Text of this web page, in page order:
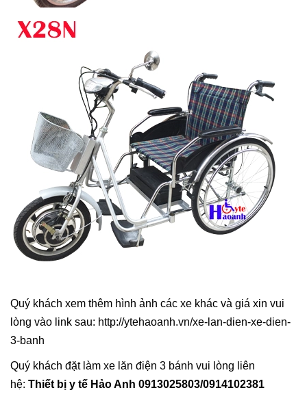
Quý khách xem thêm hình ảnh các xe khác và giá xin vui
lòng vào link sau: http://ytehaoanh.vn/xe-lan-dien-xe-dien-
3-banh
Quý khách đặt làm xe lăn điện 3 bánh vui lòng liên
hệ: Thiết bị y tế Hảo Anh 0913025803/0914102381